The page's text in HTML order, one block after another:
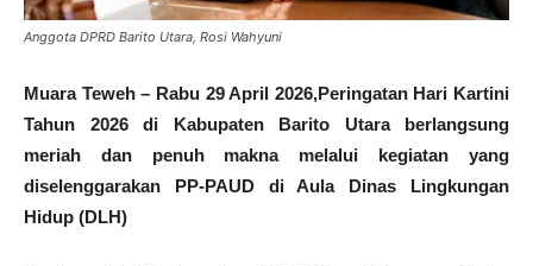
Anggota DPRD Barito Utara, Rosi Wahyuni
Muara Teweh – Rabu 29 April 2026,Peringatan Hari Kartini
Tahun 2026 di Kabupaten Barito Utara berlangsung
meriah dan penuh makna melalui kegiatan yang
diselenggarakan PP-PAUD di Aula Dinas Lingkungan
Hidup (DLH)